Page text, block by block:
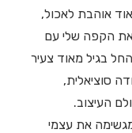
מאוד אוהבת לאכול,
את הקפה שלי עם
בגיל מאוד צעיר
סוציאלית,
העיצוב.
מגשימה את עצמי